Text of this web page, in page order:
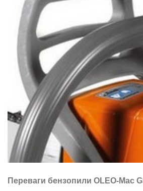
Переваги бензопили OLEO-Маc